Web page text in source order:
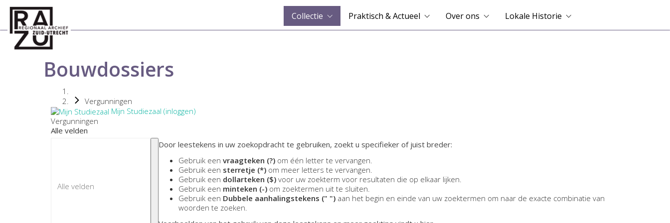
Collectie Praktisch & Actueel Over ons Lokale Historie
Bouwdossiers
Vergunningen
Mijn Studiezaal (inloggen)
Vergunningen
Alle velden
Door leestekens in uw zoekopdracht te gebruiken, zoekt u specifieker of juist breder:
Gebruik een vraagteken (?) om één letter te vervangen.
Gebruik een sterretje (*) om meer letters te vervangen.
Gebruik een dollarteken ($) voor uw zoekterm voor resultaten die op elkaar lijken.
Gebruik een minteken (-) om zoektermen uit te sluiten.
Gebruik een Dubbele aanhalingstekens (" ") aan het begin en einde van uw zoektermen om naar de exacte combinatie van
woorden te zoeken.